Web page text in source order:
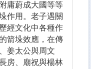
庸蔚成大國等等
作用。老子遇關
經文化中各種作
箭垛效應，在傳
姜太公與周文
房、廟祝與楊林